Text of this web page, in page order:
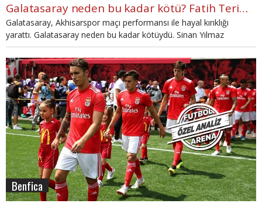
Galatasaray neden bu kadar kötü? Fatih Terim ve Gomis...
Galatasaray, Akhisarspor maçı performansı ile hayal kırıklığı
yarattı. Galatasaray neden bu kadar kötüydü. Sinan Yılmaz
değerlendirdi.
Benfica